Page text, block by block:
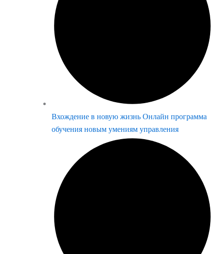
Вхождение в новую жизнь Онлайн программа
обучения новым умениям управления